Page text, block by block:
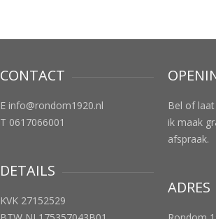
CONTACT
E info@rondom1920.nl
T 0617066001
DETAILS
KVK 27152529
Bel of
ik maak
afspraak.
ADRES